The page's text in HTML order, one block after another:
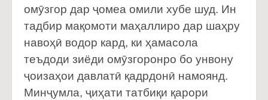
омӯзгор дар ҷомеа омили хубе шуд. Ин
тадбир мақомоти маҳаллиро дар шаҳру
навоҳӣ водор кард, ки ҳамасола
теъдоди зиёди омӯзгоронро бо унвону
ҷоизаҳои давлатӣ қадрдонӣ намоянд.
Минҷумла, ҷиҳати татбиқи қарори